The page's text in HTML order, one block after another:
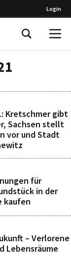
Login
Kretschmer gibt
Sachsen stellt
vor und Stadt
für
in der
kaufen
– Verlorene
Lebensräume